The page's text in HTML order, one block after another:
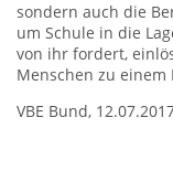
sondern auch die
um Schule in die
von ihr fordert,
Menschen zu einem
VBE Bund,